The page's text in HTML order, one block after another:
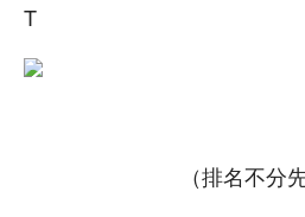
T
（排名不分